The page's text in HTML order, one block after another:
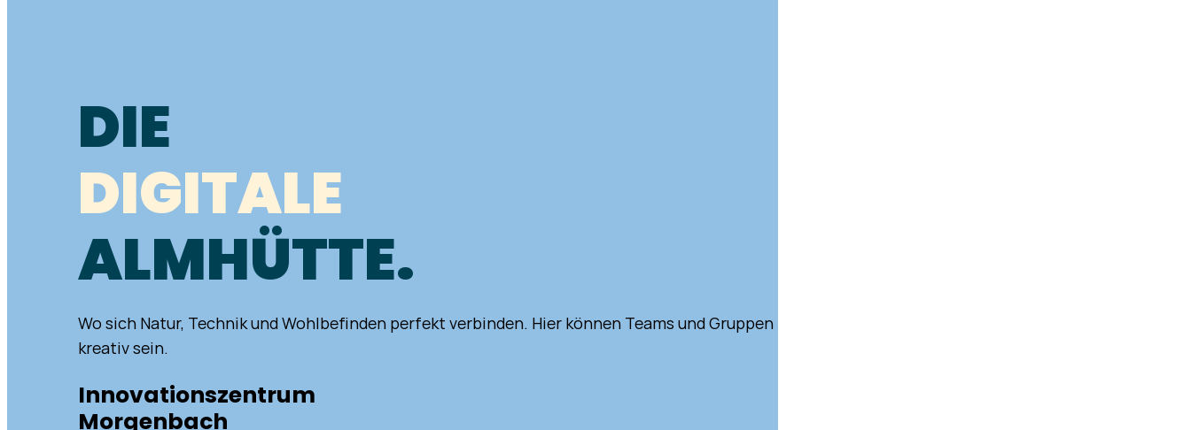
DIE
DIGITALE
ALMHÜTTE.
Wo sich Natur, Technik und Wohlbefinden perfekt verbinden. Hier können Teams und Gruppen
kreativ sein.
Innovationszentrum
Morgenbach